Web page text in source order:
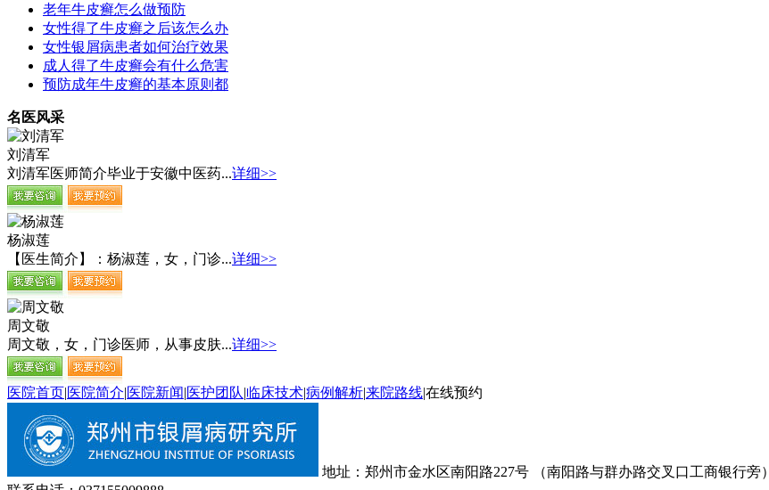
老年牛皮癣怎么做预防
女性得了牛皮癣之后该怎么办
女性银屑病患者如何治疗效果
成人得了牛皮癣会有什么危害
预防成年牛皮癣的基本原则都
名医风采
刘清军
刘清军医师简介毕业于安徽中医药...详细>>
杨淑莲
【医生简介】：杨淑莲，女，门诊...详细>>
周文敬
周文敬，女，门诊医师，从事皮肤...详细>>
医院首页|医院简介|医院新闻|医护团队|临床技术|病例解析|来院路线|在线预约
地址：郑州市金水区南阳路227号 （南阳路与群办路交叉口工商银行旁）